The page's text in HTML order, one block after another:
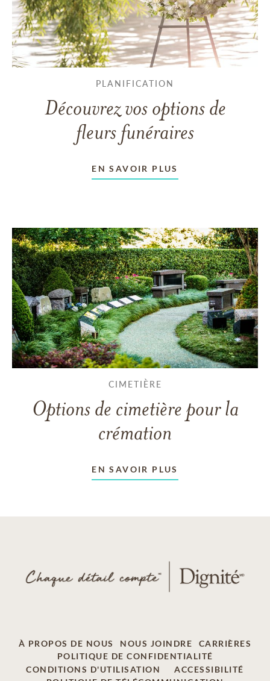
PLANIFICATION
Découvrez vos options de
fleurs funéraires
EN SAVOIR PLUS
CIMETIÈRE
Options de cimetière pour la
crémation
EN SAVOIR PLUS
À PROPOS DE NOUS NOUS JOINDRE
CARRIÈRES
POLITIQUE DE CONFIDENTIALITÉ
CONDITIONS D'UTILISATION
ACCESSIBILITÉ